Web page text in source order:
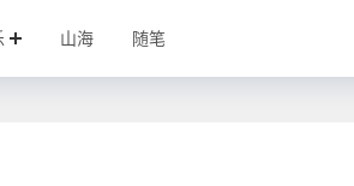
山海 随笔